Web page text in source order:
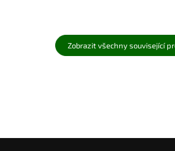
Zobrazit všechny související